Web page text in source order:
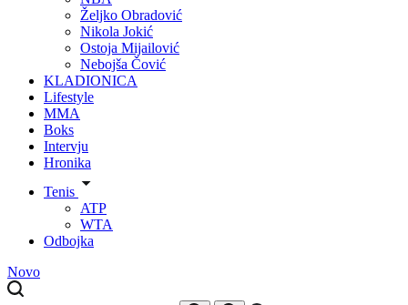
Željko Obradović
Nikola Jokić
Ostoja Mijailović
Nebojša Čović
KLADIONICA
Lifestyle
MMA
Boks
Intervju
Hronika
Tenis
ATP
WTA
Odbojka
Novo